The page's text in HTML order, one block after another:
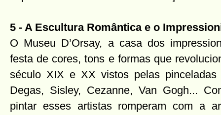
5 - A Escultura Romântica e o
O Museu D’Orsay, a casa dos
festa de cores, tons e formas que
século XIX e XX vistos pelas pinceladas
Degas, Sisley, Cezanne, Van Gogh...
pintar esses artistas romperam com a